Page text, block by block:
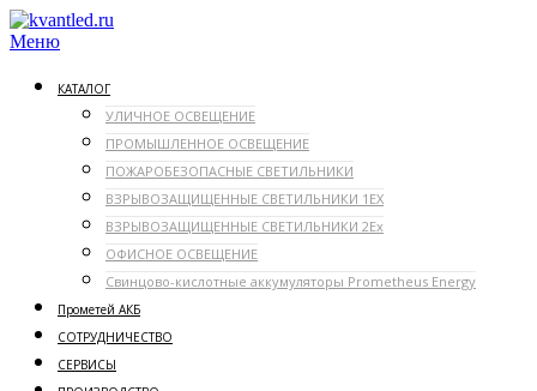
Перейти
к
Меню
КАТАЛОГ
УЛИЧНОЕ ОСВЕЩЕНИЕ
ПРОМЫШЛЕННОЕ ОСВЕЩЕНИЕ
ПОЖАРОБЕЗОПАСНЫЕ СВЕТИЛЬНИКИ
ВЗРЫВОЗАЩИЩЕННЫЕ СВЕТИЛЬНИКИ 1ЕX
ВЗРЫВОЗАЩИЩЕННЫЕ СВЕТИЛЬНИКИ 2Ex
ОФИСНОЕ ОСВЕЩЕНИЕ
Свинцово-кислотные аккумуляторы Prometheus Energy
Прометей АКБ
СОТРУДНИЧЕСТВО
СЕРВИСЫ